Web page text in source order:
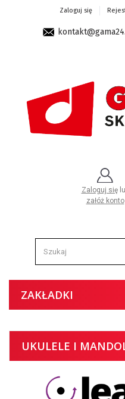
Zaloguj się
Zaloguj się
załóż konto
ZAKŁADKI
UKULELE I